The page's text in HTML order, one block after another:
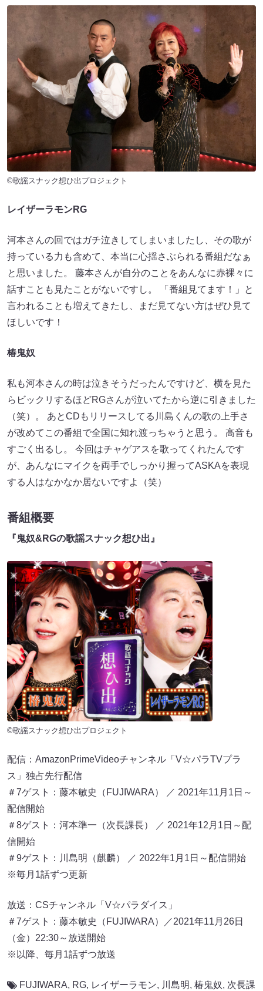
©歌謡スナック想ひ出プロジェクト
レイザーラモンRG
河本さんの回ではガチ泣きしてしまいましたし、その歌が
持っている力も含めて、本当に心揺さぶられる番組だなぁ
と思いました。 藤本さんが自分のことをあんなに赤裸々に
話すことも見たことがないですし。 「番組見てます！」と
言われることも増えてきたし、まだ見てない方はぜひ見て
ほしいです！
椿鬼奴
私も河本さんの時は泣きそうだったんですけど、横を見た
らビックリするほどRGさんが泣いてたから逆に引きました
（笑）。 あとCDもリリースしてる川島くんの歌の上手さ
が改めてこの番組で全国に知れ渡っちゃうと思う。 高音も
すごく出るし。 今回はチャゲアスを歌ってくれたんです
が、あんなにマイクを両手でしっかり握ってASKAを表現
する人はなかなか居ないですよ（笑）
番組概要
『鬼奴&RGの歌謡スナック想ひ出』
©歌謡スナック想ひ出プロジェクト
配信：AmazonPrimeVideoチャンネル「V☆パラTVプラ
ス」独占先行配信
＃7ゲスト：藤本敏史（FUJIWARA） ／ 2021年11月1日～
配信開始
＃8ゲスト：河本準一（次長課長） ／ 2021年12月1日～配
信開始
＃9ゲスト：川島明（麒麟） ／ 2022年1月1日～配信開始
※毎月1話ずつ更新
放送：CSチャンネル「V☆パラダイス」
＃7ゲスト：藤本敏史（FUJIWARA）／2021年11月26日
（金）22:30～放送開始
※以降、毎月1話ずつ放送
FUJIWARA, RG, レイザーラモン, 川島明, 椿鬼奴, 次長課